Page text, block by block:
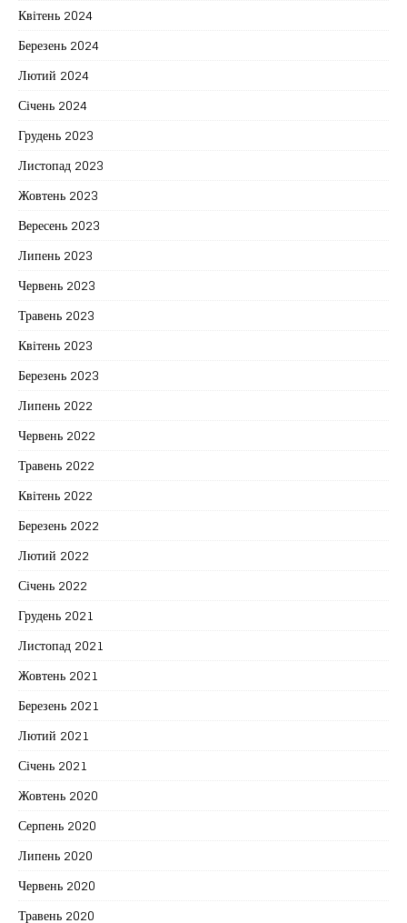
Квітень 2024
Березень 2024
Лютий 2024
Січень 2024
Грудень 2023
Листопад 2023
Жовтень 2023
Вересень 2023
Липень 2023
Червень 2023
Травень 2023
Квітень 2023
Березень 2023
Липень 2022
Червень 2022
Травень 2022
Квітень 2022
Березень 2022
Лютий 2022
Січень 2022
Грудень 2021
Листопад 2021
Жовтень 2021
Березень 2021
Лютий 2021
Січень 2021
Жовтень 2020
Серпень 2020
Липень 2020
Червень 2020
Травень 2020